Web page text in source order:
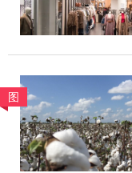
图